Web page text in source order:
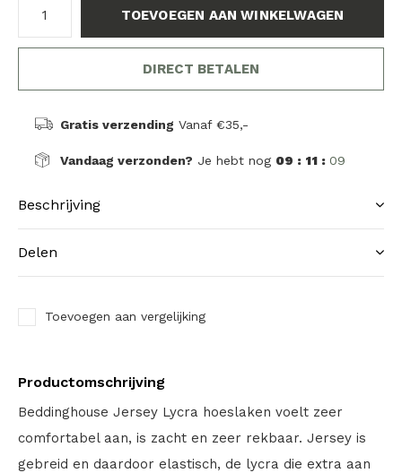
TOEVOEGEN AAN WINKELWAGEN
DIRECT BETALEN
Gratis verzending Vanaf €35,-
Vandaag verzonden? Je hebt nog 09 : 11 : 08
Beschrijving
Delen
Toevoegen aan vergelijking
Productomschrijving
Beddinghouse Jersey Lycra hoeslaken voelt zeer
comfortabel aan, is zacht en zeer rekbaar. Jersey is
gebreid en daardoor elastisch, de lycra die extra aan